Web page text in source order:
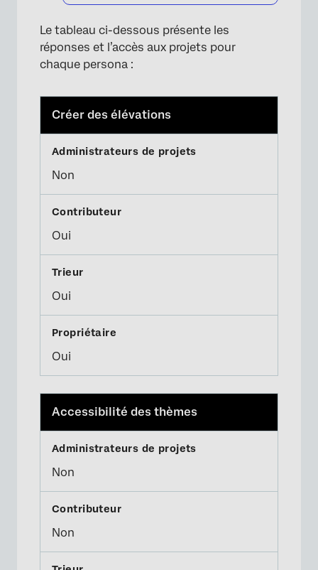
Le tableau ci-dessous présente les
réponses et l’accès aux projets pour
chaque persona :
Créer des élévations
Non
Oui
Oui
Oui
Accessibilité des thèmes
Non
Non